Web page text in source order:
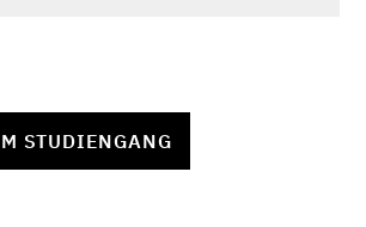
STUDIENGANG